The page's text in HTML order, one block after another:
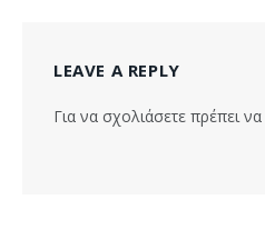
LEAVE A REPLY
Για να σχολιάσετε πρέπει να